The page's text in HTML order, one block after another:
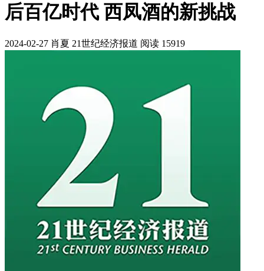
后百亿时代 西凤酒的新挑战
2024-02-27 肖夏 21世纪经济报道 阅读 15919